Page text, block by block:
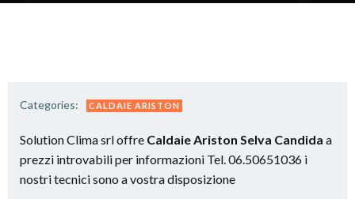
Categories: CALDAIE ARISTON
Solution Clima srl offre Caldaie Ariston Selva Candida a
prezzi introvabili per informazioni Tel. 06.50651036 i
nostri tecnici sono a vostra disposizione